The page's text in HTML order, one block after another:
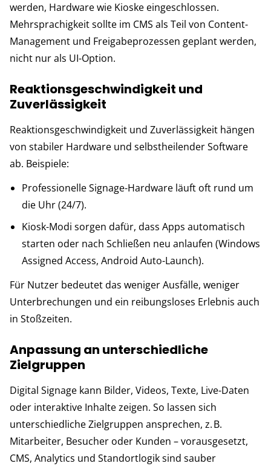
werden, Hardware wie Kioske eingeschlossen.
Mehrsprachigkeit sollte im CMS als Teil von Content-
Management und Freigabeprozessen geplant werden,
nicht nur als UI-Option.
Reaktionsgeschwindigkeit und
Zuverlässigkeit
Reaktionsgeschwindigkeit und Zuverlässigkeit hängen
von stabiler Hardware und selbstheilender Software
ab. Beispiele:
Professionelle Signage-Hardware läuft oft rund um
die Uhr (24/7).
Kiosk-Modi sorgen dafür, dass Apps automatisch
starten oder nach Schließen neu anlaufen (Windows
Assigned Access, Android Auto-Launch).
Für Nutzer bedeutet das weniger Ausfälle, weniger
Unterbrechungen und ein reibungsloses Erlebnis auch
in Stoßzeiten.
Anpassung an unterschiedliche
Zielgruppen
Digital Signage kann Bilder, Videos, Texte, Live-Daten
oder interaktive Inhalte zeigen. So lassen sich
unterschiedliche Zielgruppen ansprechen, z. B.
Mitarbeiter, Besucher oder Kunden – vorausgesetzt,
CMS, Analytics und Standortlogik sind sauber